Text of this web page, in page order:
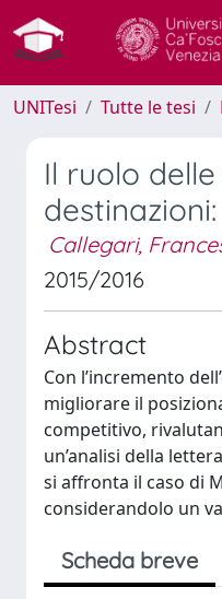
UNITesi Tutte le tesi
Il ruolo
Callegari,
2015/2016
Abstract
Con l’incremento
migliorare il
competitivo,
un’analisi della
si affronta il caso di
considerandolo un
Scheda breve